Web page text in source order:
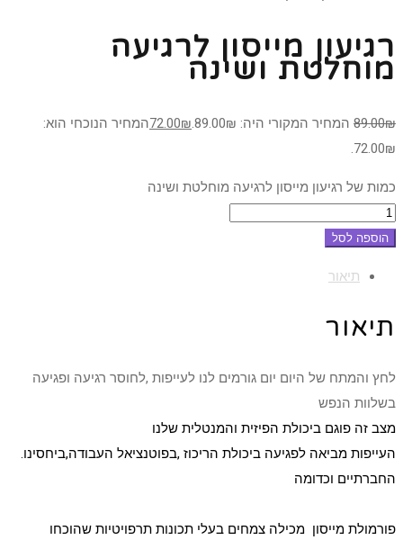
רגיעון מייסון לרגיעה
מוחלטת ושינה
89.00₪ המחיר המקורי היה: 89.00₪. 72.00₪
המחיר הנוכחי הוא:
72.00₪.
כמות של רגיעון מייסון לרגיעה מוחלטת ושינה
הוספה לסל
תיאור
תיאור
לחץ והמתח של היום יום גורמים לנו לעייפות ,לחוסר רגיעה ופגיעה
בשלוות הנפש
מצב זה פוגם ביכולת הפיזית והמנטלית שלנו
.העייפות מביאה לפגיעה ביכולת הריכוז ,בפוטנציאל העבודה,ביחסינו
החברתיים וכדומה